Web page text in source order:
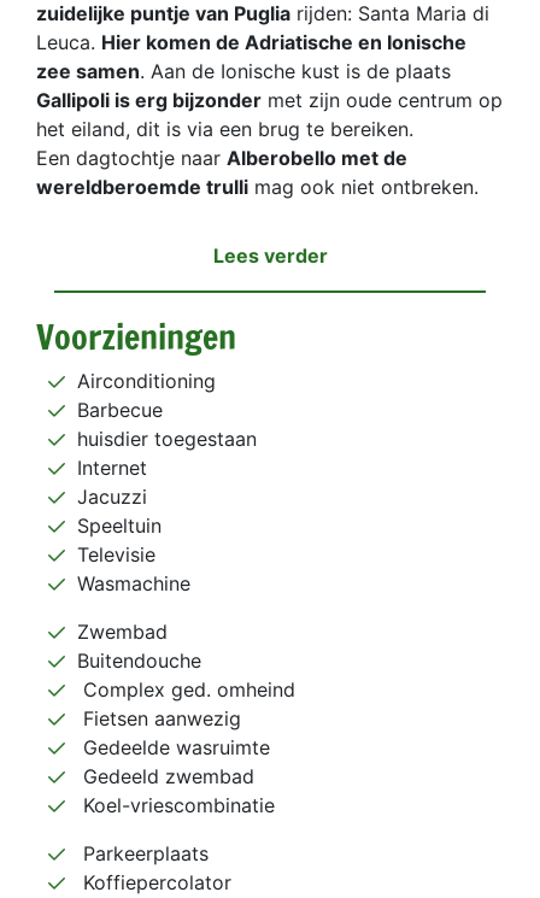
zuidelijke puntje van Puglia rijden: Santa Maria di
Leuca. Hier komen de Adriatische en Ionische
zee samen. Aan de Ionische kust is de plaats
Gallipoli is erg bijzonder met zijn oude centrum op
het eiland, dit is via een brug te bereiken.
Een dagtochtje naar Alberobello met de
wereldberoemde trulli mag ook niet ontbreken.
Lees verder
Voorzieningen
Airconditioning
Barbecue
huisdier toegestaan
Internet
Jacuzzi
Speeltuin
Televisie
Wasmachine
Zwembad
Buitendouche
Complex ged. omheind
Fietsen aanwezig
Gedeelde wasruimte
Gedeeld zwembad
Koel-vriescombinatie
Parkeerplaats
Koffiepercolator